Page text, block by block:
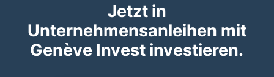
Jetzt in
Unternehmensanleihen mit
Genève Invest investieren.